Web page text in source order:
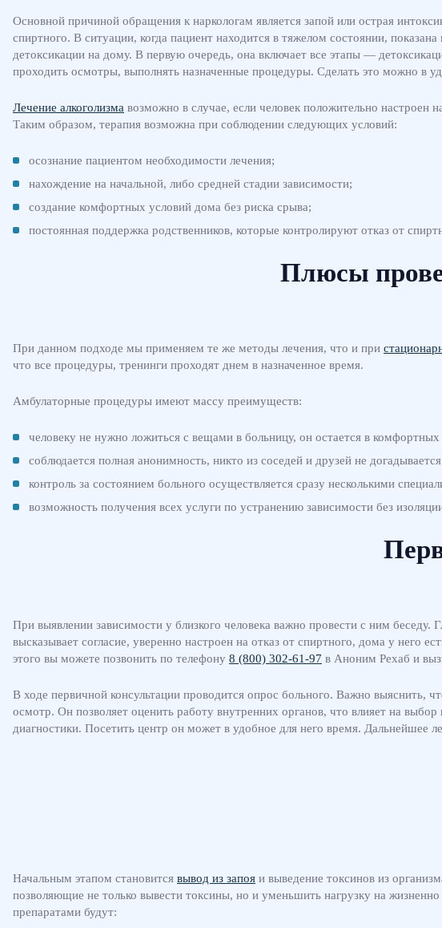
Основной причиной обращения к наркологам является запой или острая
спиртного. В ситуации, когда пациент находится в тяжелом состоянии,
детоксикации на дому. В первую очередь, она включает все этапы —
проходить осмотры, выполнять назначенные процедуры. Сделать это можно в
Лечение алкоголизма возможно в случае, если человек положительно
Таким образом, терапия возможна при соблюдении следующих условий:
осознание пациентом необходимости лечения;
нахождение на начальной, либо средней стадии зависимости;
создание комфортных условий дома без риска срыва;
постоянная поддержка родственников, которые контролируют отказ от
Плюсы
При данном подходе мы применяем те же методы лечения, что и при
что все процедуры, тренинги проходят днем в назначенное время.
Амбулаторные процедуры имеют массу преимуществ:
человеку не нужно ложиться с вещами в больницу, он остается в
соблюдается полная анонимность, никто из соседей и друзей не
контроль за состоянием больного осуществляется сразу несколькими
возможность получения всех услуги по устранению зависимости без
При выявлении зависимости у близкого человека важно провести с ним
высказывает согласие, уверенно настроен на отказ от спиртного, дома у него
этого вы можете позвонить по телефону 8 (800) 302-61-97 в Аноним Рехаб и
В ходе первичной консультации проводится опрос больного. Важно выяснить,
осмотр. Он позволяет оценить работу внутренних органов, что влияет на
диагностики. Посетить центр он может в удобное для него время. Дальнейшее
Начальным этапом становится вывод из запоя и выведение токсинов из
позволяющие не только вывести токсины, но и уменьшить нагрузку на
препаратами будут: